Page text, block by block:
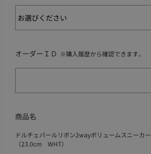
オーダーＩＤ ※購入履歴から確認できます。
商品名
ドルチェパールリボン2wayボリュームスニーカー
（23.0cm WHT）